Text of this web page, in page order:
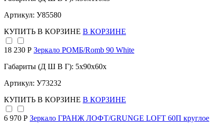
Артикул: У85580
КУПИТЬ В КОРЗИНЕ В КОРЗИНЕ
18 230 Р Зеркало РОМБ/Romb 90 White
Габариты (Д Ш В Г): 5x90x60x
Артикул: У73232
КУПИТЬ В КОРЗИНЕ В КОРЗИНЕ
6 970 Р Зеркало ГРАНЖ ЛОФТ/GRUNGE LOFT 60П круглое